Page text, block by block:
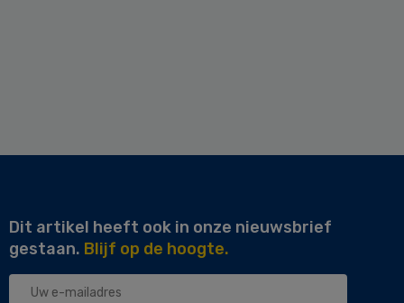
Dit artikel heeft ook in onze nieuwsbrief
gestaan. Blijf op de hoogte.
Uw